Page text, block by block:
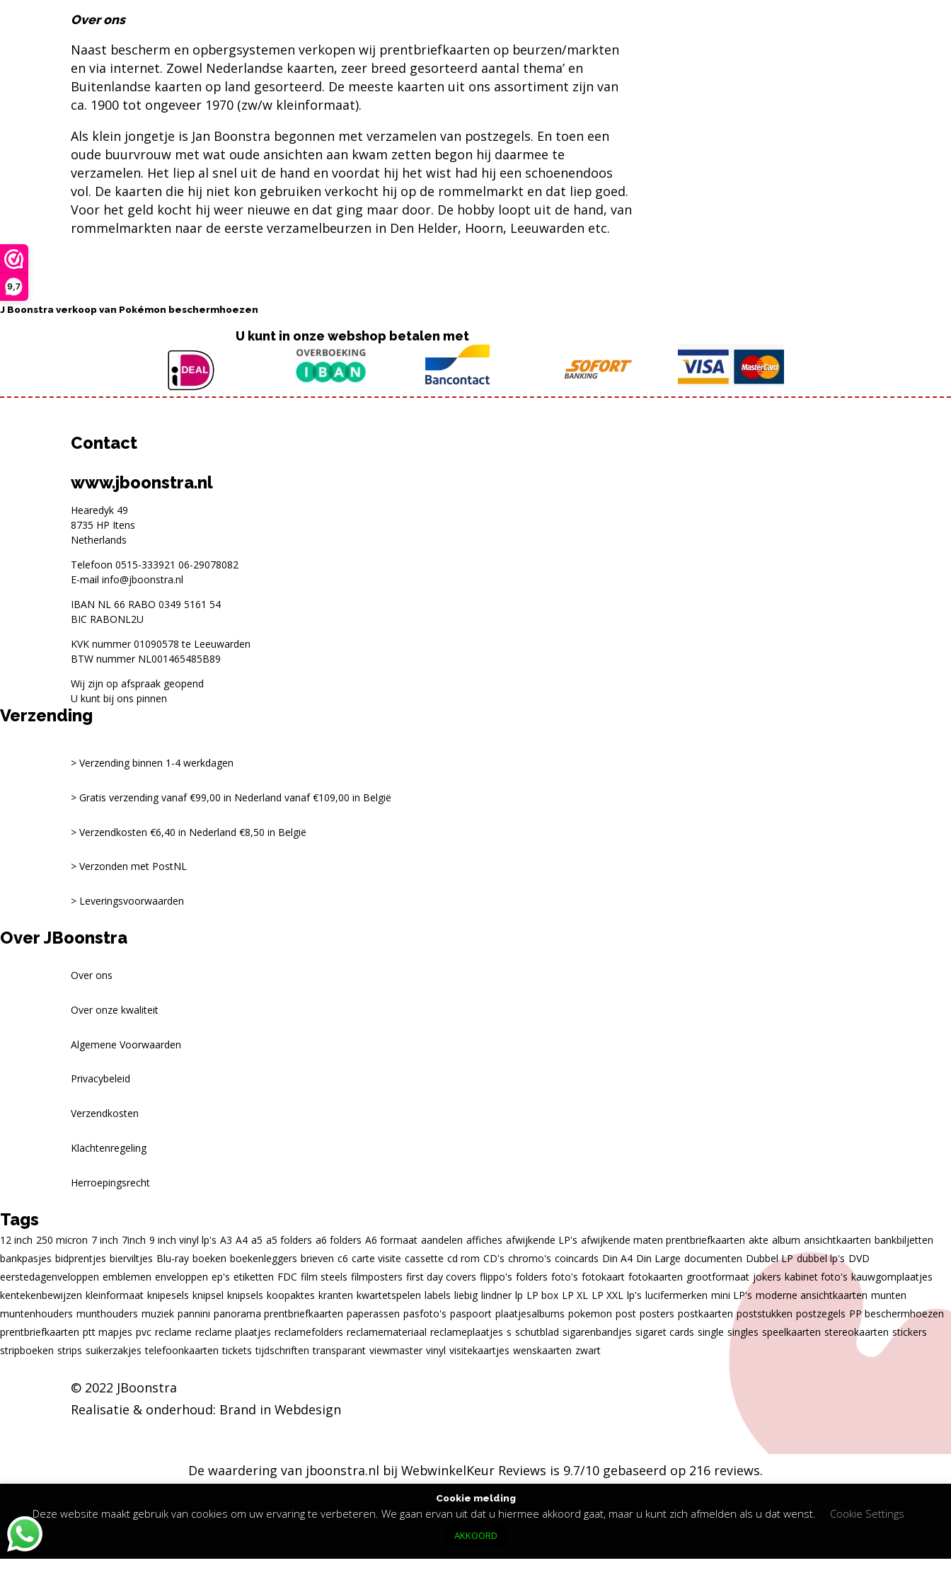
9,7
Over ons
Naast bescherm en opbergsystemen verkopen wij prentbriefkaarten op beurzen/markten
en via internet. Zowel Nederlandse kaarten, zeer breed gesorteerd aantal thema’ en
Buitenlandse kaarten op land gesorteerd. De meeste kaarten uit ons assortiment zijn van
ca. 1900 tot ongeveer 1970 (zw/w kleinformaat).
Als klein jongetje is Jan Boonstra begonnen met verzamelen van postzegels. En toen een
oude buurvrouw met wat oude ansichten aan kwam zetten begon hij daarmee te
verzamelen. Het liep al snel uit de hand en voordat hij het wist had hij een schoenendoos
vol. De kaarten die hij niet kon gebruiken verkocht hij op de rommelmarkt en dat liep goed.
Voor het geld kocht hij weer nieuwe en dat ging maar door. De hobby loopt uit de hand, van
rommelmarkten naar de eerste verzamelbeurzen in Den Helder, Hoorn, Leeuwarden etc.
Contact opnemen
J Boonstra verkoop van Pokémon beschermhoezen
U kunt in onze webshop betalen met
Contact
www.jboonstra.nl
Hearedyk 49
8735 HP Itens
Netherlands
Telefoon 0515-333921 06-29078082
E-mail info@jboonstra.nl
IBAN NL 66 RABO 0349 5161 54
BIC RABONL2U
KVK nummer 01090578 te Leeuwarden
BTW nummer NL001465485B89
Wij zijn op afspraak geopend
U kunt bij ons pinnen
Verzending
Verzending binnen 1-4 werkdagen
Gratis verzending vanaf €99,00 in Nederland vanaf €109,00 in België
Verzendkosten €6,40 in Nederland €8,50 in België
Verzonden met PostNL
Leveringsvoorwaarden
Over JBoonstra
Over ons
Over onze kwaliteit
Algemene Voorwaarden
Privacybeleid
Verzendkosten
Klachtenregeling
Herroepingsrecht
Tags
12 inch 250 micron 7 inch 7inch 9 inch vinyl lp's A3 A4 a5 a5 folders a6 folders A6 formaat aandelen affiches afwijkende LP's afwijkende maten prentbriefkaarten akte album ansichtkaarten bankbiljetten
bankpasjes bidprentjes bierviltjes Blu-ray boeken boekenleggers brieven c6 carte visite cassette cd rom CD's chromo's coincards Din A4 Din Large documenten Dubbel LP dubbel lp's DVD
eerstedagenveloppen emblemen enveloppen ep's etiketten FDC film steels filmposters first day covers flippo's folders foto's fotokaart fotokaarten grootformaat jokers kabinet foto's kauwgomplaatjes
kentekenbewijzen kleinformaat knipesels knipsel knipsels koopaktes kranten kwartetspelen labels liebig lindner lp LP box LP XL LP XXL lp's lucifermerken mini LP's moderne ansichtkaarten munten
muntenhouders munthouders muziek pannini panorama prentbriefkaarten paperassen pasfoto's paspoort plaatjesalbums pokemon post posters postkaarten poststukken postzegels PP beschermhoezen
prentbriefkaarten ptt mapjes pvc reclame reclame plaatjes reclamefolders reclamemateriaal reclameplaatjes s schutblad sigarenbandjes sigaret cards single singles speelkaarten stereokaarten stickers
stripboeken strips suikerzakjes telefoonkaarten tickets tijdschriften transparant viewmaster vinyl visitekaartjes wenskaarten zwart
© 2022 JBoonstra
Realisatie & onderhoud: Brand in Webdesign
Cookie melding
Deze website maakt gebruik van cookies om uw ervaring te verbeteren. We gaan ervan uit dat u hiermee akkoord gaat, maar u kunt zich afmelden als u dat wenst. Cookie Settings
AKKOORD
De waardering van jboonstra.nl bij WebwinkelKeur Reviews is 9.7/10 gebaseerd op 216 reviews.